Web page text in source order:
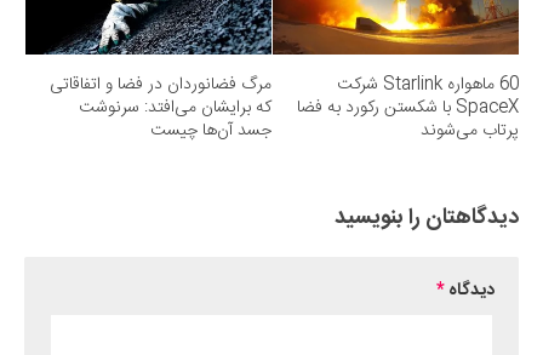
60 ماهواره Starlink شرکت
SpaceX با شکستن رکورد به فضا
پرتاب می‌شوند
مرگ فضانوردان در فضا و اتفاقاتی
که برایشان می‌افتد: سرنوشت
جسد آن‌ها چیست
دیدگاهتان را بنویسید
دیدگاه*